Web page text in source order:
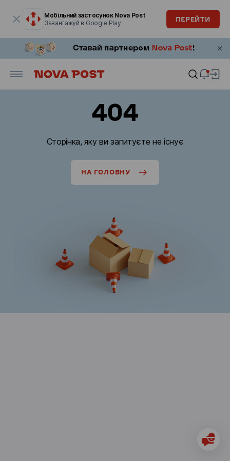
Мобільний застосунок Nova Post
Завантажуй в Google Play
ПЕРЕЙТИ
404
Сторінка, яку ви запитуєте не існує
НА ГОЛОВНУ